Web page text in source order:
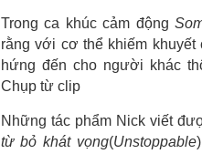
Trong ca khúc cảm động
rằng với cơ thể khiếm
hứng đến cho người khác
Chụp từ clip
Những tác phẩm Nick viết
từ bỏ khát vọng(Unstoppable